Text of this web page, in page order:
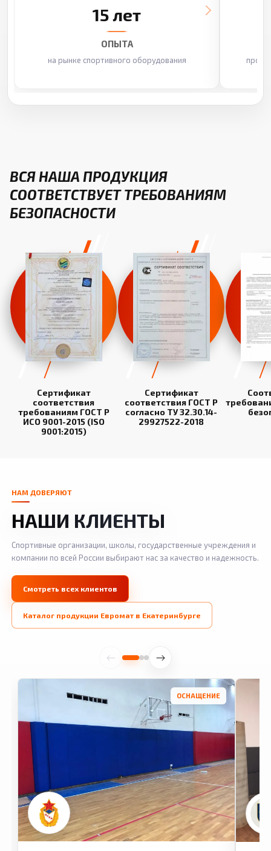
15 лет
ОПЫТА
на рынке спортивного оборудования
ВСЯ НАША ПРОДУКЦИЯ
СООТВЕТСТВУЕТ ТРЕБОВАНИЯМ
БЕЗОПАСНОСТИ
Сертификат
соответствия
требованиям ГОСТ Р
ИСО 9001-2015 (ISO
9001:2015)
Сертификат
соответствия ГОСТ Р
согласно ТУ 32.30.14-
29927522-2018
НАМ ДОВЕРЯЮТ
НАШИ КЛИЕНТЫ
Спортивные организации, школы, государственные учреждения и
компании по всей России выбирают нас за качество и надежность.
Смотреть всех клиентов
Каталог продукции Евромат в Екатеринбурге
ОСНАЩЕНИЕ